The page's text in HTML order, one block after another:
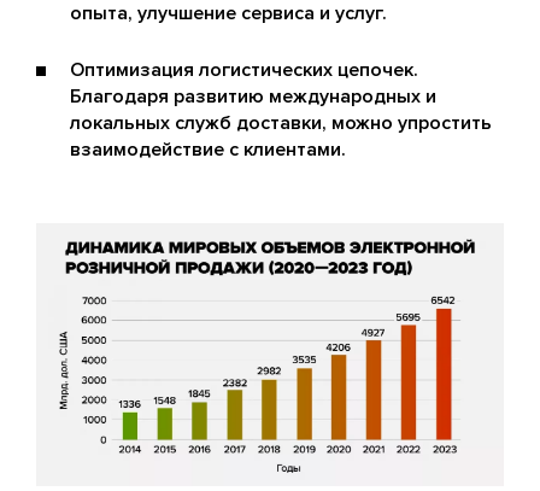
опыта, улучшение сервиса и услуг.
Оптимизация логистических цепочек.
Благодаря развитию международных и
локальных служб доставки, можно упростить
взаимодействие с клиентами.